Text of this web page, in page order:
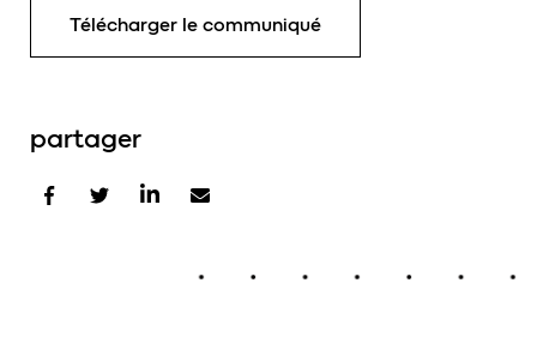
Télécharger le communiqué
partager